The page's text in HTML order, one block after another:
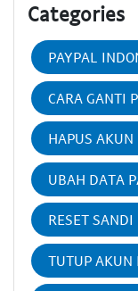
Categories
PAYPAL
CARA GANTI
HAPUS AKUN
UBAH DATA
RESET SANDI
TUTUP AKUN